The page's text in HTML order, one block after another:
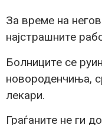
За време на
најстрашните
Болниците се
новороденчиња,
лекари.
Граѓаните не ги